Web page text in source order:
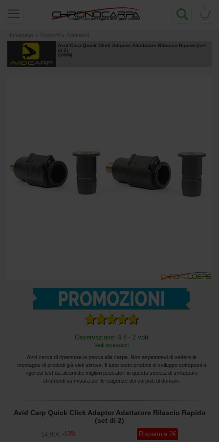
Homepage » Supporti » Adattatori
Avid Carp Quick Click Adaptor Adattatore Rilascio Rapido (set
di 2)
[233036]
Osservazione: 4.8 - 2 voti
Vedi recensioni
Avid cerca di ripensare la pesca alla carpa. Non aspettatevi di vedere le
montagne di prodotti già visti altrove. Il tutto sotto prodotti di sviluppo sottoposti a
rigorosi test da alcuni dei migliori pescatori in questa società di sviluppare
strumenti su misura per le esigenze dei carpisti di domani.
Avid Carp Quick Click Adaptor Adattatore Rilascio Rapido
(set di 2)
14,90€ -13% Risparmia 2€